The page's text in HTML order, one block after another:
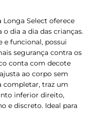
Longa Select oferece
dia a dia das crianças.
e funcional, possui
segurança contra os
conta com decote
ao corpo sem
completar, traz um
inferior direito,
e discreto. Ideal para